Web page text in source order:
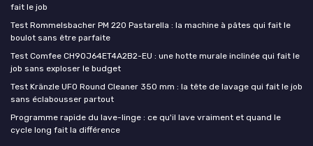
fait le job
Test Rommelsbacher PM 220 Pastarella : la machine à pâtes qui fait le
boulot sans être parfaite
Test Comfee CH90J64ET4A2B2-EU : une hotte murale inclinée qui fait le
job sans exploser le budget
Test Kränzle UFO Round Cleaner 350 mm : la tête de lavage qui fait le job
sans éclabousser partout
Programme rapide du lave-linge : ce qu'il lave vraiment et quand le
cycle long fait la différence